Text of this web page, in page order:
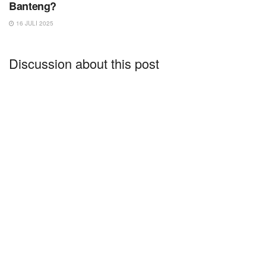
Banteng?
16 JULI 2025
Discussion about this post